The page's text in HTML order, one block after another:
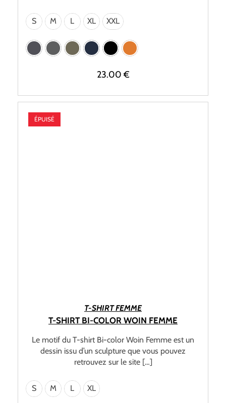
S M L XL XXL
23.00€
ÉPUISÉ
T-SHIRT FEMME
T-SHIRT BI-COLOR WOIN FEMME
Le motif du T-shirt Bi-color Woin Femme est un
dessin issu d’un sculpture que vous pouvez
retrouvez sur le site […]
S M L XL